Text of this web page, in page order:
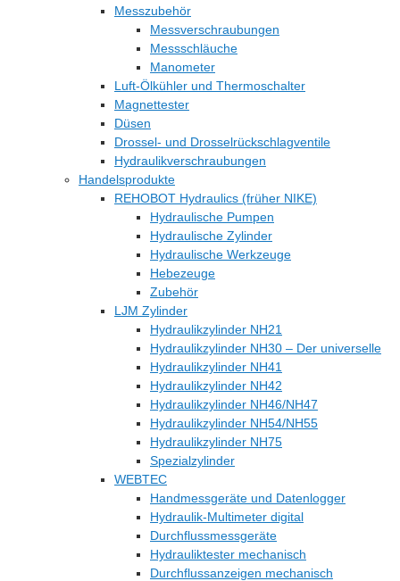
Messzubehör
Messverschraubungen
Messschläuche
Manometer
Luft-Ölkühler und Thermoschalter
Magnettester
Düsen
Drossel- und Drosselrückschlagventile
Hydraulikverschraubungen
Handelsprodukte
REHOBOT Hydraulics (früher NIKE)
Hydraulische Pumpen
Hydraulische Zylinder
Hydraulische Werkzeuge
Hebezeuge
Zubehör
LJM Zylinder
Hydraulikzylinder NH21
Hydraulikzylinder NH30 – Der universelle
Hydraulikzylinder NH41
Hydraulikzylinder NH42
Hydraulikzylinder NH46/NH47
Hydraulikzylinder NH54/NH55
Hydraulikzylinder NH75
Spezialzylinder
WEBTEC
Handmessgeräte und Datenlogger
Hydraulik-Multimeter digital
Durchflussmessgeräte
Hydrauliktester mechanisch
Durchflussanzeigen mechanisch